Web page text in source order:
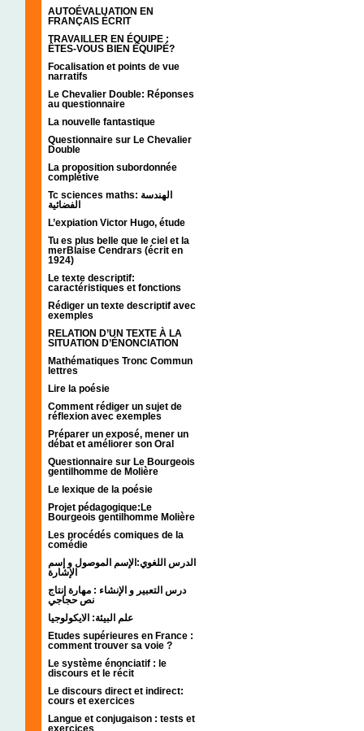
AUTOÉVALUATION EN
FRANÇAIS ÉCRIT
TRAVAILLER EN ÉQUIPE :
ÊTES-VOUS BIEN ÉQUIPÉ?
Focalisation et points de vue
narratifs
Le Chevalier Double: Réponses
au questionnaire
La nouvelle fantastique
Questionnaire sur Le Chevalier
Double
La proposition subordonnée
complétive
Tc sciences maths: الهندسة
الفضائية
L’expiation Victor Hugo, étude
Tu es plus belle que le ciel et la
merBlaise Cendrars (écrit en
1924)
Le texte descriptif:
caractéristiques et fonctions
Rédiger un texte descriptif avec
exemples
RELATION D’UN TEXTE À LA
SITUATION D’ÉNONCIATION
Mathématiques Tronc Commun
lettres
Lire la poésie
Comment rédiger un sujet de
réflexion avec exemples
Préparer un exposé, mener un
débat et améliorer son Oral
Questionnaire sur Le Bourgeois
gentilhomme de Molière
Le lexique de la poésie
Projet pédagogique:Le
Bourgeois gentilhomme Molière
Les procédés comiques de la
comédie
الدرس اللغوي:الإسم الموصول و إسم
الإشارة
درس التعبير و الإنشاء : مهارة إنتاج
نص حجاجي
علم البيئة: الايكولوجيا
Etudes supérieures en France :
comment trouver sa voie ?
Le système énonciatif : le
discours et le récit
Le discours direct et indirect:
cours et exercices
Langue et conjugaison : tests et
exercices